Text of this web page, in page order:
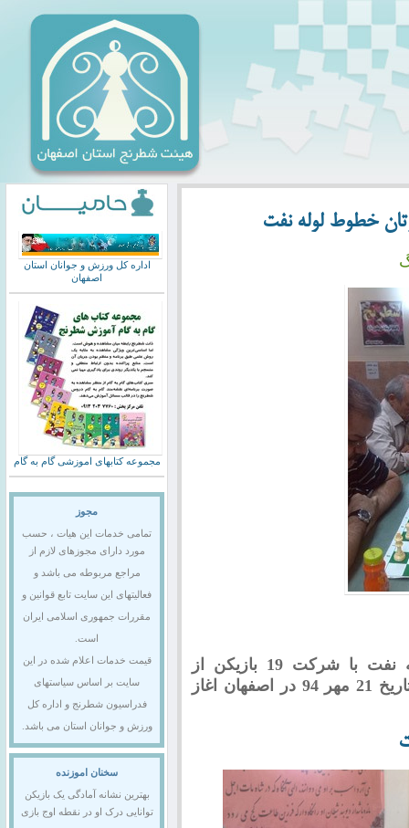
خطوط لوله نفت
مسابقات قهرمانی پیشکسوتان خطوط لوله نفت با شرکت 19 بازیکن از
استانهای تهران و اصفهان در قالب 4 تیم از تاریخ 21 مهر 94 در اصفهان اغاز
اداره کل ورزش و جوانان استان
اصفهان
مجموعه کتابهای اموزشی گام به گام
مجوز
تمامی خدمات این هیات ، حسب
مورد دارای مجوزهای لازم از
مراجع مربوطه می باشد و
فعالیتهای این سایت تابع قوانین و
مقررات جمهوری اسلامی ایران
است.
قیمت خدمات اعلام شده در این
سایت بر اساس سیاستهای
فدراسیون شطرنج و اداره کل
ورزش و جوانان استان می باشد.
سخنان اموزنده
بهترین نشانه آمادگی یک بازیکن
توانایی درک او در نقطه اوج بازی